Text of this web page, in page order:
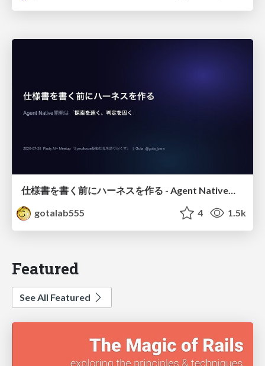
仕様書を書く前にハーネスを作る - Agent Native開発は「探索を速く、判定を固く」
gotalab555
4 1.5k
Featured
See All Featured